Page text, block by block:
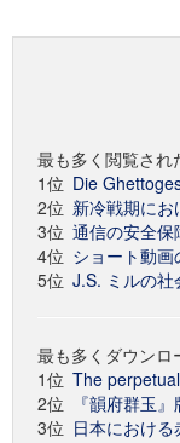
最も多く閲覧され
1位 Die
2位 新冷戦期にお
3位 通信の安全保
4位 ショート動画
5位 J.S. ミルの社
最も多くダウンロ
1位 The
2位
『韻府群玉
3位 日本における